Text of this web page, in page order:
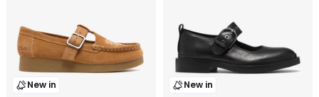
New in New in